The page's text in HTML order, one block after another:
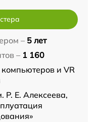
– 5 лет
– 1 160
и VR
Р. Е. Алексеева,